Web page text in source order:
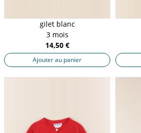
gilet blanc
3 mois
14,50 €
Ajouter au panier